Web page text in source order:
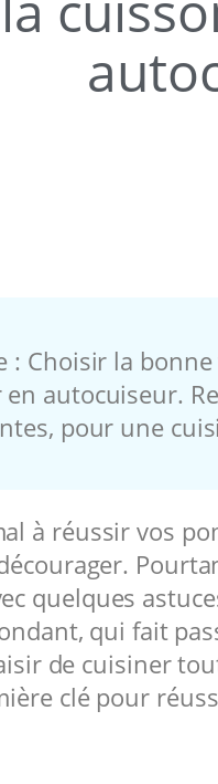
: Choisir la
autocuiseur.
pour une
à réussir vos
quelques
qui fait
de cuisiner
clé pour